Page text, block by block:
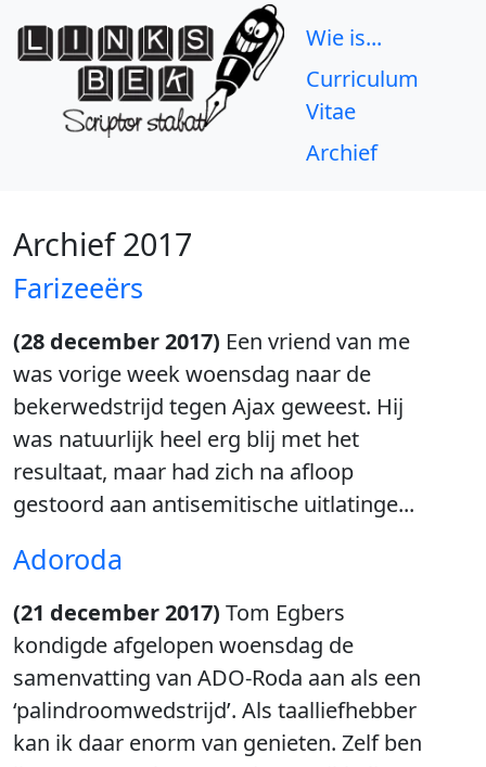
Wie is...
Curriculum
Vitae
Archief
Archief 2017
Farizeeërs
(28 december 2017) Een vriend van me
was vorige week woensdag naar de
bekerwedstrijd tegen Ajax geweest. Hij
was natuurlijk heel erg blij met het
resultaat, maar had zich na afloop
gestoord aan antisemitische uitlatinge...
Adoroda
(21 december 2017) Tom Egbers
kondigde afgelopen woensdag de
samenvatting van ADO-Roda aan als een
‘palindroomwedstrijd’. Als taalliefhebber
kan ik daar enorm van genieten. Zelf ben